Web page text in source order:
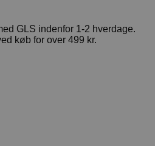
GLS indenfor 1-2 hverdage.
køb for over 499 kr.